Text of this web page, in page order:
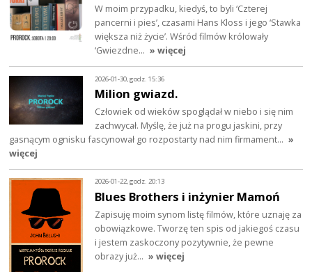
W moim przypadku, kiedyś, to byli ‘Czterej
pancerni i pies’, czasami Hans Kloss i jego ‘Stawka
większa niż życie’. Wśród filmów królowały
‘Gwiezdne… » więcej
2026-01-30, godz. 15:36
Milion gwiazd.
Człowiek od wieków spoglądał w niebo i się nim
zachwycał. Myślę, że już na progu jaskini, przy
gasnącym ognisku fascynował go rozpostarty nad nim firmament… »
więcej
2026-01-22, godz. 20:13
Blues Brothers i inżynier Mamoń
Zapisuję moim synom listę filmów, które uznaję za
obowiązkowe. Tworzę ten spis od jakiegoś czasu
i jestem zaskoczony pozytywnie, że pewne
obrazy już… » więcej